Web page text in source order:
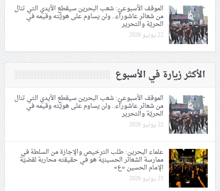
الموقف الأسبوعيّ: شعب البحرين سيقطع الأيدي التي تنال
من شعائر عاشوراء.. ولن يساوم على هويّته وقيمه في
الحريّة والتحرير
22 يونيو 2026
الأكثر زيارة في الأسبوع
الموقف الأسبوعيّ: شعب البحرين سيقطع الأيدي التي تنال
من شعائر عاشوراء.. ولن يساوم على هويّته وقيمه في
الحريّة والتحرير
22 يونيو 2026
علماء البحرين: طلب الترخيص والإجازة من السلطة في
ممارسة الشعائر الحسينيّة هو في حقيقته محاربة لقضيّة
الإمام الحسين «ع»
21 يونيو 2026